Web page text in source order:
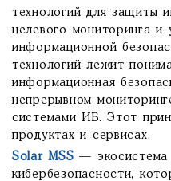
технологий для защиты
целевого мониторинга и
информационной
технологий лежит
информационная
непрерывном
системами ИБ. Этот
продуктах и сервисах.
Solar MSS — экосистема
кибербезопасности,